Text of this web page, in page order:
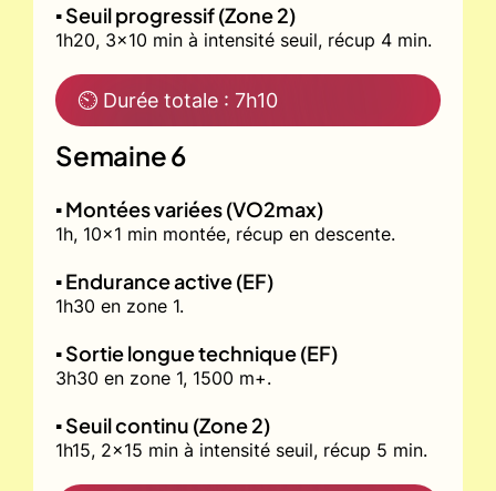
▪️ Seuil progressif (Zone 2)
1h20, 3x10 min à intensité seuil, récup 4 min.
⏲ Durée totale : 7h10
Semaine 6
▪️ Montées variées (VO2max)
1h, 10x1 min montée, récup en descente.
▪️ Endurance active (EF)
1h30 en zone 1.
▪️ Sortie longue technique (EF)
3h30 en zone 1, 1500 m+.
▪️ Seuil continu (Zone 2)
1h15, 2x15 min à intensité seuil, récup 5 min.